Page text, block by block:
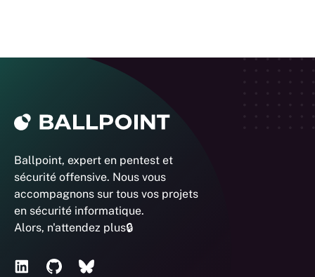
Ballpoint, expert en pentest et
sécurité offensive. Nous vous
accompagnons sur tous vos projets
en sécurité informatique.
Alors, n'attendez plus🔒